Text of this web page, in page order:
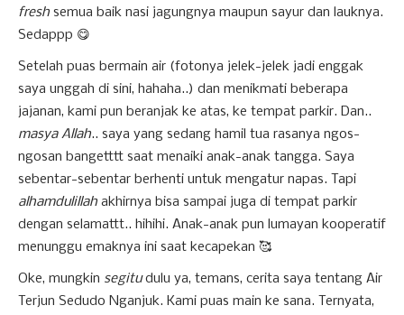
fresh semua baik nasi jagungnya maupun sayur dan lauknya.
Sedappp 😋
Setelah puas bermain air (fotonya jelek-jelek jadi enggak
saya unggah di sini, hahaha..) dan menikmati beberapa
jajanan, kami pun beranjak ke atas, ke tempat parkir. Dan..
masya Allah.. saya yang sedang hamil tua rasanya ngos-
ngosan bangetttt saat menaiki anak-anak tangga. Saya
sebentar-sebentar berhenti untuk mengatur napas. Tapi
alhamdulillah akhirnya bisa sampai juga di tempat parkir
dengan selamattt.. hihihi. Anak-anak pun lumayan kooperatif
menunggu emaknya ini saat kecapekan 🥰
Oke, mungkin segitudulu ya, temans, cerita saya tentang Air
Terjun Sedudo Nganjuk. Kami puas main ke sana. Ternyata,